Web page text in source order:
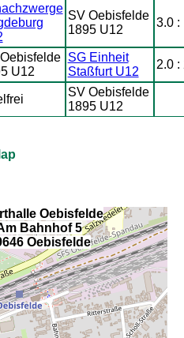
SV Oebisfelde
1895 U12
3.0 :
U12
SG Einheit
Staßfurt U12
2.0 :
SV Oebisfelde
1895 U12
Oebisfelde
Bahnhof 5
Oebisfelde